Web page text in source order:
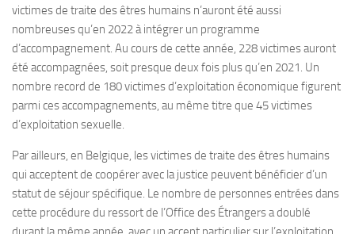
victimes de traite des êtres humains n’auront été aussi
nombreuses qu’en 2022 à intégrer un programme
d’accompagnement. Au cours de cette année, 228 victimes auront
été accompagnées, soit presque deux fois plus qu’en 2021. Un
nombre record de 180 victimes d’exploitation économique figurent
parmi ces accompagnements, au même titre que 45 victimes
d’exploitation sexuelle.
Par ailleurs, en Belgique, les victimes de traite des êtres humains
qui acceptent de coopérer avec la justice peuvent bénéficier d’un
statut de séjour spécifique. Le nombre de personnes entrées dans
cette procédure du ressort de l’Office des Étrangers a doublé